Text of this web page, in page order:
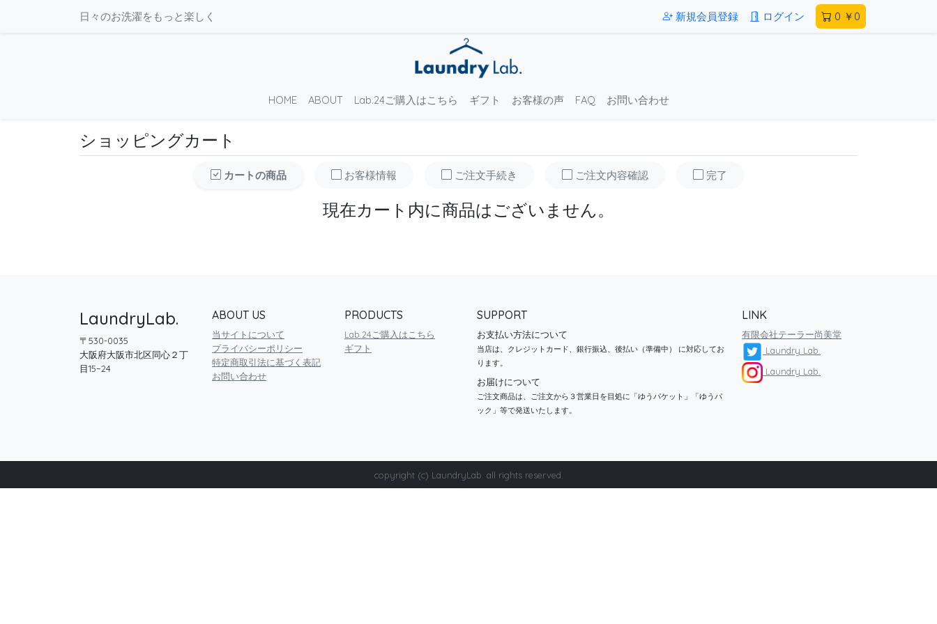
日々のお洗濯をもっと楽しく 新規会員登録 ログイン 0 ￥0
HOME ABOUT Lab.24ご購入はこちら ギフト お客様の声 FAQ お問い合わせ
ショッピングカート
カートの商品 お客様情報 ご注文手続き ご注文内容確認 完了
現在カート内に商品はございません。
LaundryLab.
〒530-0035
大阪府大阪市北区同心２丁
目15−24
ABOUT US
当サイトについて
プライバシーポリシー
特定商取引法に基づく表記
お問い合わせ
PRODUCTS
Lab.24ご購入はこちら
ギフト
SUPPORT
お支払い方法について
当店は、クレジットカード、銀行振込、後払い（準備中） に対応してお
ります。
お届けについて
ご注文商品は、ご注文から３営業日を目処に「ゆうパケット」「ゆうパ
ック」等で発送いたします。
LINK
有限会社テーラー尚美堂
Laundry Lab.
Laundry Lab.
copyright (c) LaundryLab. all rights reserved.